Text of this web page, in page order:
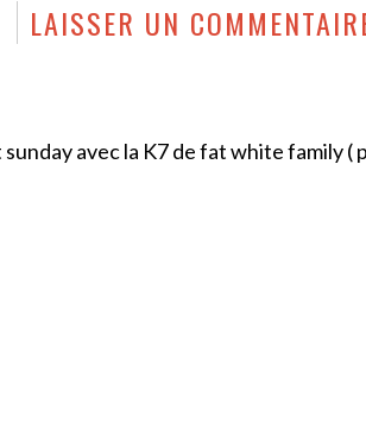
LAISSER UN
avec la K7 de fat white family (